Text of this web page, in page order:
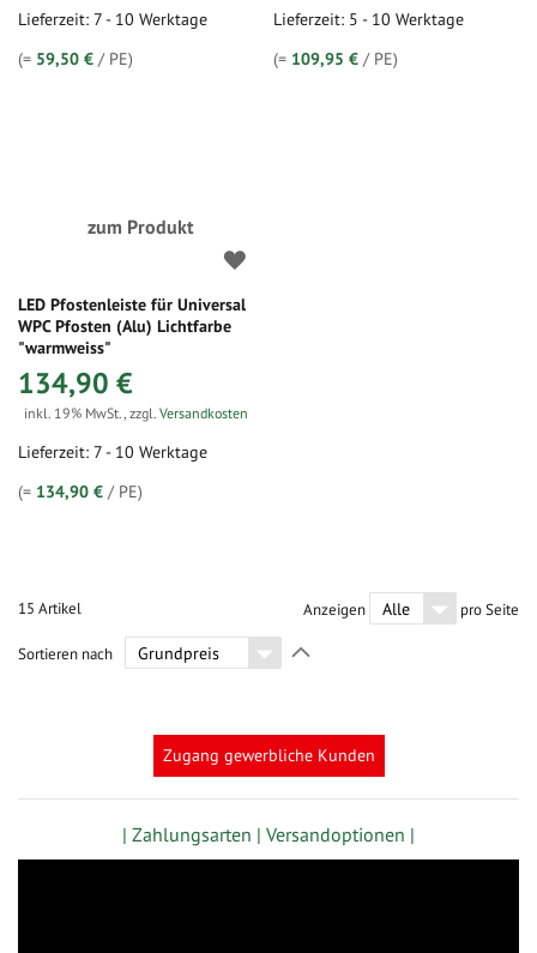
Lieferzeit: 7 - 10 Werktage
(= 59,50 € / PE)
Lieferzeit: 5 - 10 Werktage
(= 109,95 € / PE)
zum Produkt
LED Pfostenleiste für Universal
WPC Pfosten (Alu) Lichtfarbe
"warmweiss"
134,90 €
inkl. 19% MwSt., zzgl. Versandkosten
Lieferzeit: 7 - 10 Werktage
(= 134,90 € / PE)
15 Artikel Anzeigen pro Seite
Sortieren nach
Zugang gewerbliche Kunden
| Zahlungsarten | Versandoptionen |